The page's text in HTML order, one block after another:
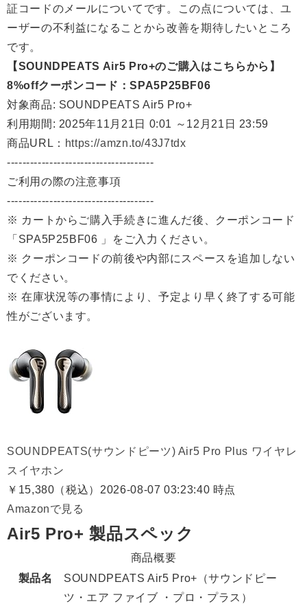
証コードのメールについてです。この点については、ユ
ーザーの不利益になることから改善を期待したいところ
です。
【SOUNDPEATS Air5 Pro+のご購入はこちらから】
8%offクーポンコード：SPA5P25BF06
対象商品: SOUNDPEATS Air5 Pro+
利用期間: 2025年11月21日 0:01 ～12月21日 23:59
商品URL： https://amzn.to/43J7tdx
--------------------------------------
ご利用の際の注意事項
--------------------------------------
※ カートからご購入手続きに進んだ後、クーポンコード
「SPA5P25BF06 」をご入力ください。
※ クーポンコードの前後や内部にスペースを追加しない
でください。
※ 在庫状況等の事情により、予定より早く終了する可能
性がございます。
SOUNDPEATS(サウンドピーツ) Air5 Pro Plus ワイヤレ
スイヤホン
￥15,380（税込） 2026-08-07 03:23:40 時点
Amazonで見る
Air5 Pro+ 製品スペック
商品概要
製品名
SOUNDPEATS Air5 Pro+（サウンドピー
ツ・エア ファイブ ・プロ・プラス）